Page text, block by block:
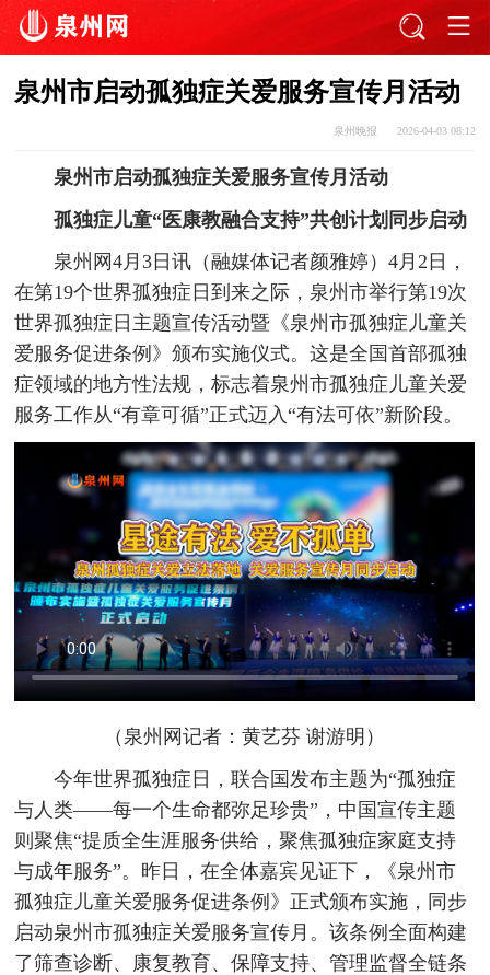
泉州市启动孤独症关爱服务宣传月活动
泉州晚报 2026-04-03 08:12
泉州市启动孤独症关爱服务宣传月活动
孤独症儿童“医康教融合支持”共创计划同步启动
泉州网4月3日讯（融媒体记者颜雅婷）4月2日，
在第19个世界孤独症日到来之际，泉州市举行第19次
世界孤独症日主题宣传活动暨《泉州市孤独症儿童关
爱服务促进条例》颁布实施仪式。这是全国首部孤独
症领域的地方性法规，标志着泉州市孤独症儿童关爱
服务工作从“有章可循”正式迈入“有法可依”新阶段。
（泉州网记者：黄艺芬 谢游明）
今年世界孤独症日，联合国发布主题为“孤独症
与人类——每一个生命都弥足珍贵”，中国宣传主题
则聚焦“提质全生涯服务供给，聚焦孤独症家庭支持
与成年服务”。昨日，在全体嘉宾见证下，《泉州市
孤独症儿童关爱服务促进条例》正式颁布实施，同步
启动泉州市孤独症关爱服务宣传月。该条例全面构建
了筛查诊断、康复教育、保障支持、管理监督全链条